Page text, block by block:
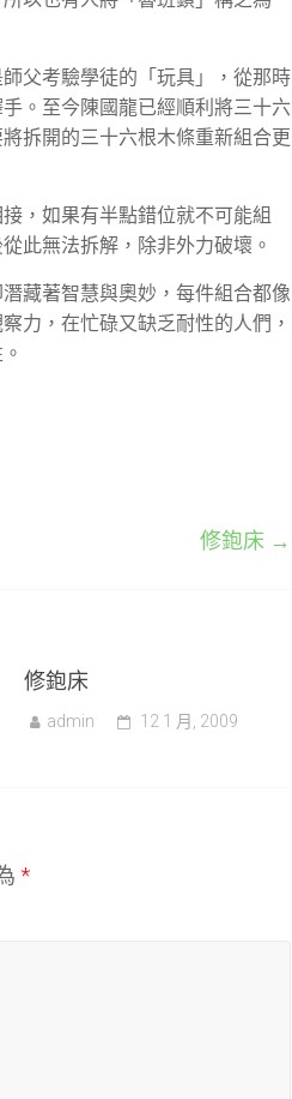
父考驗學徒的「玩具」，從那時
。至今陳國龍已經順利將三十六
拆開的三十六根木條重新組合更
，如果有半點錯位就不可能組
此無法拆解，除非外力破壞。
藏著智慧與奧妙，每件組合都像
力，在忙碌又缺乏耐性的人們，
修鉋床 →
修鉋床
admin 12 1 月, 2009
*